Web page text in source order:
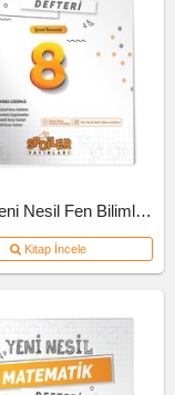
8.Sınıf Yeni Nesil Fen Bilimleri Defteri
Kitap İncele